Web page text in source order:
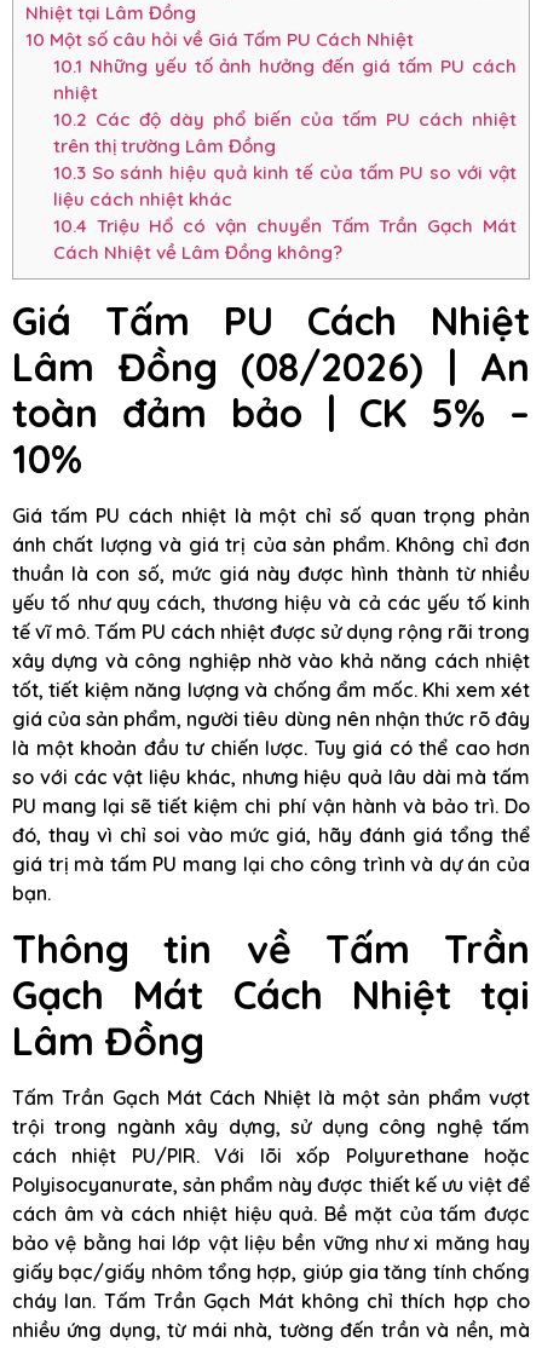
Nhiệt tại Lâm Đồng
10 Một số câu hỏi về Giá Tấm PU Cách Nhiệt
10.1 Những yếu tố ảnh hưởng đến giá tấm PU cách
nhiệt
10.2 Các độ dày phổ biến của tấm PU cách nhiệt
trên thị trường Lâm Đồng
10.3So sánh hiệu quả kinh tế của tấm PU so với vật
liệu cách nhiệt khác
10.4 Triệu Hổ có vận chuyển Tấm Trần Gạch Mát
Cách Nhiệt về Lâm Đồng không?
Giá Tấm PU Cách Nhiệt
Lâm Đồng (08/2026) | An
toàn đảm bảo | CK 5% –
10%
Giá tấm PU cách nhiệt là một chỉ số quan trọng phản
ánh chất lượng và giá trị của sản phẩm. Không chỉ đơn
thuần là con số, mức giá này được hình thành từ nhiều
yếu tố như quy cách, thương hiệu và cả các yếu tố kinh
tế vĩ mô. Tấm PU cách nhiệt được sử dụng rộng rãi trong
xây dựng và công nghiệp nhờ vào khả năng cách nhiệt
tốt, tiết kiệm năng lượng và chống ẩm mốc. Khi xem xét
giá của sản phẩm, người tiêu dùng nên nhận thức rõ đây
là một khoản đầu tư chiến lược. Tuy giá có thể cao hơn
so với các vật liệu khác, nhưng hiệu quả lâu dài mà tấm
PU mang lại sẽ tiết kiệm chi phí vận hành và bảo trì. Do
đó, thay vì chỉ soi vào mức giá, hãy đánh giá tổng thể
giá trị mà tấm PU mang lại cho công trình và dự án của
bạn.
Thông tin về Tấm Trần
Gạch Mát Cách Nhiệt tại
Lâm Đồng
Tấm Trần Gạch Mát Cách Nhiệt là một sản phẩm vượt
trội trong ngành xây dựng, sử dụng công nghệ tấm
cách nhiệt PU/PIR. Với lõi xốp Polyurethane hoặc
Polyisocyanurate, sản phẩm này được thiết kế ưu việt để
cách âm và cách nhiệt hiệu quả. Bề mặt của tấm được
bảo vệ bằng hai lớp vật liệu bền vững như xi măng hay
giấy bạc/giấy nhôm tổng hợp, giúp gia tăng tính chống
cháy lan. Tấm Trần Gạch Mát không chỉ thích hợp cho
nhiều ứng dụng, từ mái nhà, tường đến trần và nền, mà